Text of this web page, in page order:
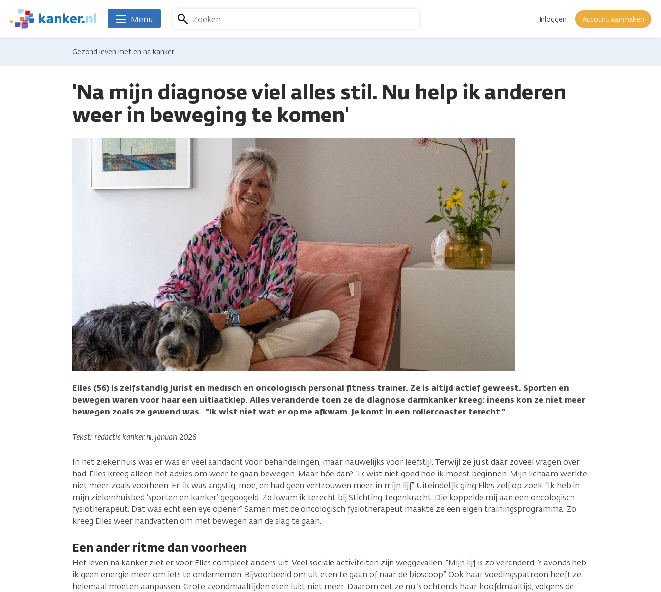
naar
We
zijn
Kanker.nl
Zoeken Inloggen Account aanmaken
Menu
Gezond leven met en na kanker
'Na mijn diagnose viel alles stil. Nu help ik anderen
weer in beweging te komen'
Elles (56) is zelfstandig jurist en medisch en oncologisch personal fitness trainer. Ze is altijd actief geweest. Sporten en
bewegen waren voor haar een uitlaatklep. Alles veranderde toen ze de diagnose darmkanker kreeg: ineens kon ze niet meer
bewegen zoals ze gewend was. “Ik wist niet wat er op me afkwam. Je komt in een rollercoaster terecht.”
Tekst: redactie kanker.nl, januari 2026
In het ziekenhuis was er was er veel aandacht voor behandelingen, maar nauwelijks voor leefstijl. Terwijl ze juist daar zoveel vragen over
had. Elles kreeg alleen het advies om weer te gaan bewegen. Maar hóe dan? “Ik wist niet goed hoe ik moest beginnen. Mijn lichaam werkte
niet meer zoals voorheen. En ik was angstig, moe, en had geen vertrouwen meer in mijn lijf.” Uiteindelijk ging Elles zelf op zoek. “Ik heb in
mijn ziekenhuisbed ‘sporten en kanker’ gegoogeld. Zo kwam ik terecht bij Stichting Tegenkracht. Die koppelde mij aan een oncologisch
fysiotherapeut. Dat was echt een eye opener.” Samen met de oncologisch fysiotherapeut maakte ze een eigen trainingsprogramma. Zo
kreeg Elles weer handvatten om met bewegen aan de slag te gaan.
Een ander ritme dan voorheen
Het leven ná kanker ziet er voor Elles compleet anders uit. Veel sociale activiteiten zijn weggevallen. “Mijn lijf is zo veranderd, ’s avonds heb
ik geen energie meer om iets te ondernemen. Bijvoorbeeld om uit eten te gaan of naar de bioscoop.” Ook haar voedingspatroon heeft ze
helemaal moeten aanpassen. Grote avondmaaltijden eten lukt niet meer. Daarom eet ze nu ’s ochtends haar hoofdmaaltijd, volgens de